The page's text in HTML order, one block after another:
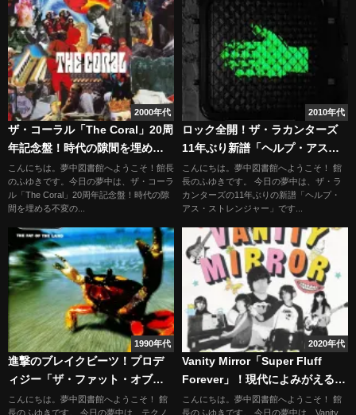
2000年代
ザ・コーラル「The Coral」20周
年記念盤！時代の隙間を埋める
不変の音楽
こんにちは。夢中図書館へようこそ！館長
のふゆきです。今日の夢中は、ザ・コーラ
ル「The Coral」20周年記念盤！時代の隙
間を埋める不変の...
2010年代
ロック全開！ザ・ラカンターズ
11年ぶり新譜「ヘルプ・アス・
ストレンジャー」
こんにちは。夢中図書館へようこそ！ 館
長のふゆきです。 今日の夢中は、ザ・ラ
カンターズの11年ぶりの新譜「ヘルプ・
アス・ストレンジャー」です...
1990年代
進撃のブレイクビーツ！プロデ
ィジー「ザ・ファット・オブ・
ザ・ランド」
こんにちは。夢中図書館へようこそ！ 館
長のふゆきです。 今日の夢中は、テクノ
2020年代
Vanity Mirror「Super Fluff
Forever」！現代によみがえる60
年代の夢…極上のレトロポップ
こんにちは。夢中図書館へようこそ！ 館
長のふゆきです。 今日の夢中は、Vanity